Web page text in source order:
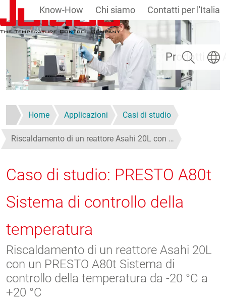
Salta al contenuto principale
Prodotti
Know-How Chi siamo Contatti per l'Italia
Ricerca
Home Applicazioni Casi di studio
Riscaldamento di un reattore Asahi 20L con …
Caso di studio: PRESTO A80t
Sistema di controllo della
temperatura
Riscaldamento di un reattore Asahi 20L
con un PRESTO A80t Sistema di
controllo della temperatura da -20 °C a
+20 °C